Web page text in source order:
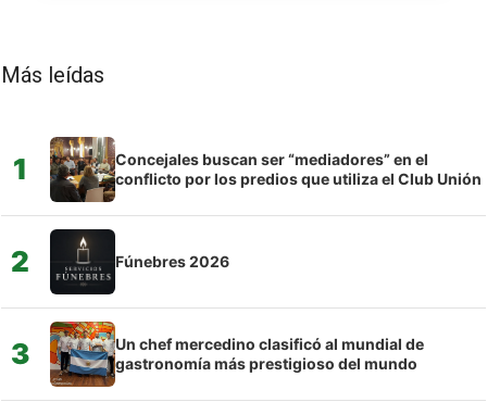
Más leídas
1
Concejales buscan ser “mediadores” en el
conflicto por los predios que utiliza el Club Unión
2 Fúnebres 2026
3
Un chef mercedino clasificó al mundial de
gastronomía más prestigioso del mundo